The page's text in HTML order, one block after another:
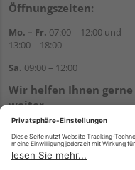
Öffnungszeiten:
Mo. – Fr. 07:00 – 12:00 und
13:00 – 18:00
Sa. 09:00 – 12:00
Wir helfen Ihnen gerne
weiter
Tel.:+49 8122 14197
E-Mail:vertrieb@holz-liebl.de